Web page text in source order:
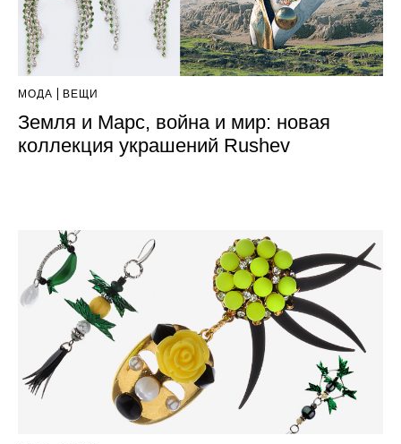
МОДА ВЕЩИ
Земля и Марс, война и мир: новая
коллекция украшений Rushev